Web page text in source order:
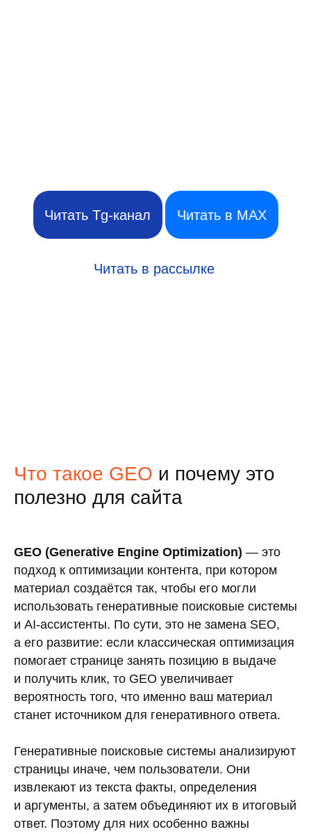
Что такое GEO и почему это
полезно для сайта
GEO (Generative Engine Optimization) — это
подход к оптимизации контента, при котором
материал создаётся так, чтобы его могли
использовать генеративные поисковые системы
и AI-ассистенты. По сути, это не замена SEO,
а его развитие: если классическая оптимизация
помогает странице занять позицию в выдаче
и получить клик, то GEO увеличивает
вероятность того, что именно ваш материал
станет источником для генеративного ответа.
Генеративные поисковые системы анализируют
страницы иначе, чем пользователи. Они
извлекают из текста факты, определения
и аргументы, а затем объединяют их в итоговый
ответ. Поэтому для них особенно важны